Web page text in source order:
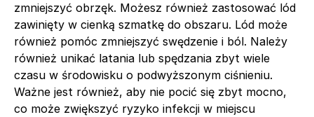
zmniejszyć obrzęk. Możesz również zastosować lód
zawinięty w cienką szmatkę do obszaru. Lód może
również pomóc zmniejszyć swędzenie i ból. Należy
również unikać latania lub spędzania zbyt wiele
czasu w środowisku o podwyższonym ciśnieniu.
Ważne jest również, aby nie pocić się zbyt mocno,
co może zwiększyć ryzyko infekcji w miejscu